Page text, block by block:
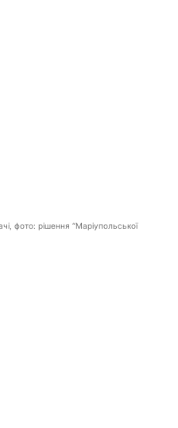
фото: рішення “Маріупольської